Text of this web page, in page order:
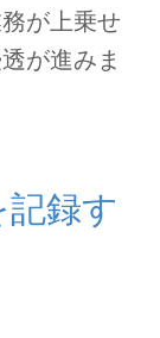
が上乗せ
が進みま
録す